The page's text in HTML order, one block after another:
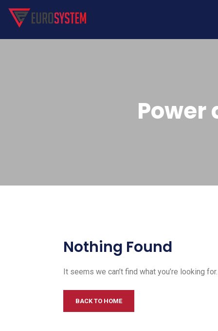
Power
Nothing Found
It seems we can’t find what you’re looking
BACK TO HOME